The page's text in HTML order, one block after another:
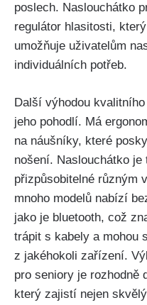
poslech. Naslouchátko
regulátor hlasitosti,
umožňuje uživatelům
individuálních potřeb.
Další výhodou
jeho pohodlí. Má
na náušníky, které
nošení. Naslouchátko je
přizpůsobitelné různým
mnoho modelů nabízí
jako je bluetooth, což
trápit s kabely a mohou
z jakéhokoli zařízení.
pro seniory je rozhodně
který zajistí nejen